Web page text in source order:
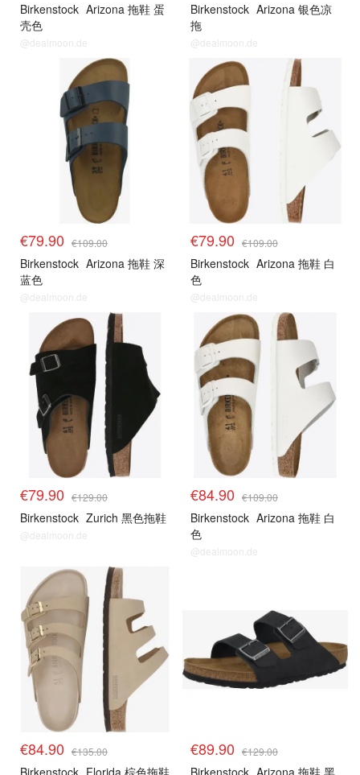
Birkenstock Arizona 拖鞋 蛋
壳色
@dealmoon.de
Birkenstock Arizona 银色凉
拖
@dealmoon.de
€79.90 €109.00
Birkenstock Arizona 拖鞋 深
蓝色
@dealmoon.de
€79.90 €109.00
Birkenstock Arizona 拖鞋 白
色
@dealmoon.de
€79.90 €129.00
Birkenstock Zurich 黑色拖鞋
@dealmoon.de
€84.90 €109.00
Birkenstock Arizona 拖鞋 白
色
@dealmoon.de
€84.90 €135.00
Birkenstock Florida 棕色拖鞋
€89.90 €129.00
Birkenstock Arizona 拖鞋 黑